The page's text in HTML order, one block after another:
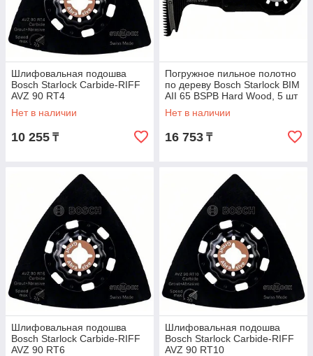
Шлифовальная подошва
Bosch Starlock Carbide-RIFF
AVZ 90 RT4
Нет в наличии
10 255 ₸
Погружное пильное полотно
по дереву Bosch Starlock BIM
AII 65 BSPB Hard Wood, 5 шт
Нет в наличии
16 753 ₸
Шлифовальная подошва
Bosch Starlock Carbide-RIFF
AVZ 90 RT6
Шлифовальная подошва
Bosch Starlock Carbide-RIFF
AVZ 90 RT10